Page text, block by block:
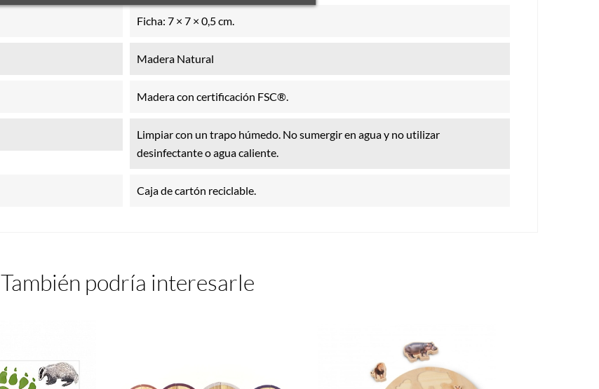
Ficha: 7 × 7 × 0,5 cm.
Madera Natural
Madera con certificación FSC®.
Limpiar con un trapo húmedo. No sumergir en agua y no utilizar
desinfectante o agua caliente.
Caja de cartón reciclable.
También podría interesarle